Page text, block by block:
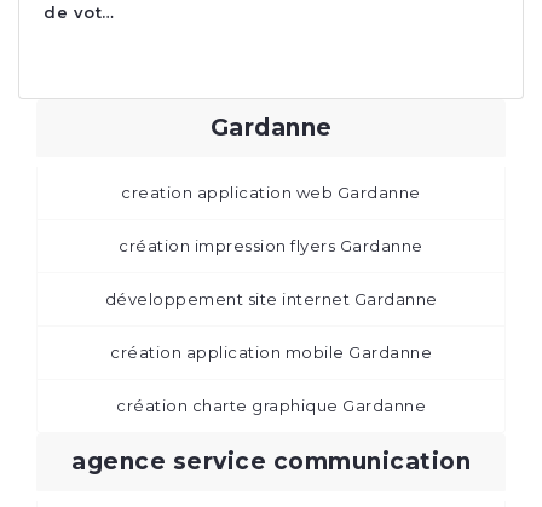
de vot…
Gardanne
creation application web Gardanne
création impression flyers Gardanne
développement site internet Gardanne
création application mobile Gardanne
création charte graphique Gardanne
agence service communication